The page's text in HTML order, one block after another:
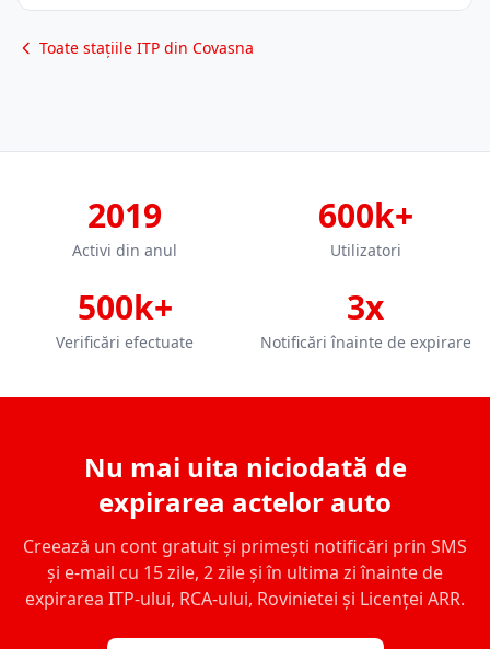
Toate stațiile ITP din Covasna
2019
Activi din anul
600k+
Utilizatori
500k+
Verificări efectuate
3x
Notificări înainte de expirare
Nu mai uita niciodată de
expirarea actelor auto
Creează un cont gratuit și primești notificări prin SMS
și e-mail cu 15 zile, 2 zile și în ultima zi înainte de
expirarea ITP-ului, RCA-ului, Rovinietei și Licenței ARR.